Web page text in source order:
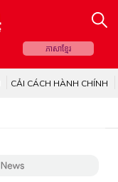
ភាសាខ្មែរ
CẢI CÁCH HÀNH CHÍNH